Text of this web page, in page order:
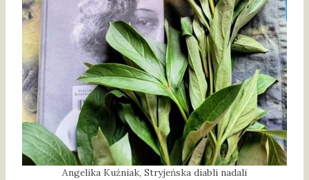
Angelika Kuźniak, Stryjeńska diabli nadali